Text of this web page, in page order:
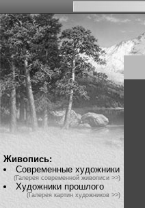
Живопись:
Современные художники
(Галерея современной живописи >>)
Художники прошлого
(Галерея картин художников >>)